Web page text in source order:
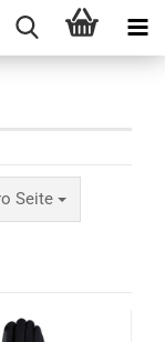
Seite